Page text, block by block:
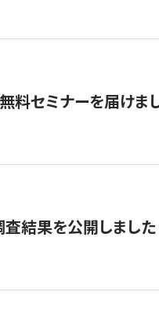
料セミナーを届けま
査結果を公開しました